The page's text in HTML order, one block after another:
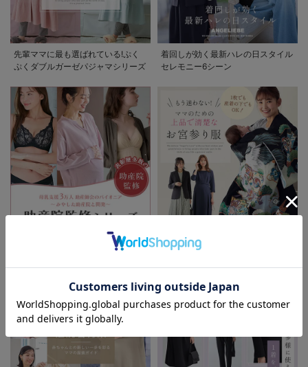
先輩ママに最も選ばれている!ぷく
ぷくダブルガーゼパジャマシリーズ
着回しが効く最新ハレの日スタイル
セレモニー6シーン
もう迷わない!!ママのための上品で
清楚なお宮参り服
お気に入り商品を確認する